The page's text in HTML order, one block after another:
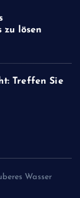
zu lösen
Treffen Sie
Wasser